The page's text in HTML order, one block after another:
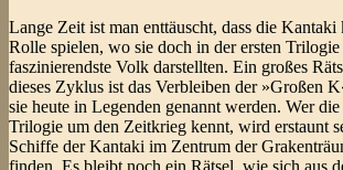
Lange Zeit ist man enttäuscht, dass die Kantaki
Rolle spielen, wo sie doch in der ersten Trilogie
faszinierendste Volk darstellten. Ein großes
dieses Zyklus ist das Verbleiben der »Großen
sie heute in Legenden genannt werden. Wer die
Trilogie um den Zeitkrieg kennt, wird erstaunt
Schiffe der Kantaki im Zentrum der
finden. Es bleibt noch ein Rätsel, wie sich aus